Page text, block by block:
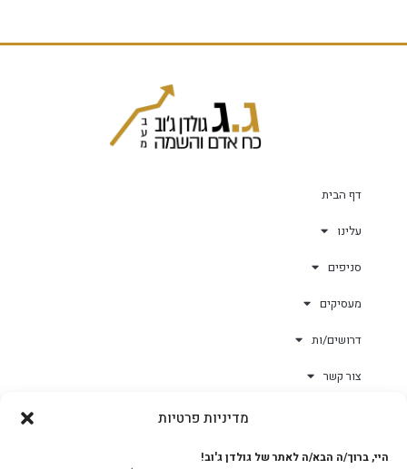
מדיניות פרטיות
היי, ברוך/ה הבא/ה לאתר של גולדן ג'וב!
דף הבית
עלינו
סניפים
מעסיקים
דרושים/ות
צור קשר